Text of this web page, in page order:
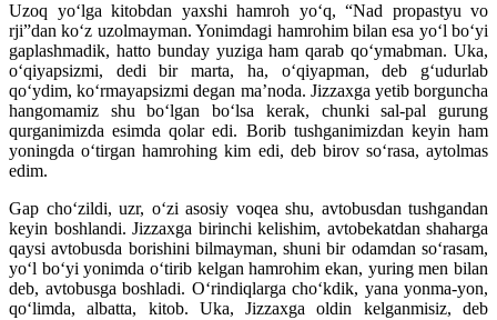
Uzoq yo‘lga kitobdan yaxshi hamroh yo‘q, “Nad propastyu vo
rji”dan ko‘z uzolmayman. Yonimdagi hamrohim bilan esa yo‘l bo‘yi
gaplashmadik, hatto bunday yuziga ham qarab qo‘ymabman. Uka,
o‘qiyapsizmi, dedi bir marta, ha, o‘qiyapman, deb g‘udurlab
qo‘ydim, ko‘rmayapsizmi degan ma’noda. Jizzaxga yetib borguncha
hangomamiz shu bo‘lgan bo‘lsa kerak, chunki sal-pal gurung
qurganimizda esimda qolar edi. Borib tushganimizdan keyin ham
yoningda o‘tirgan hamrohing kim edi, deb birov so‘rasa, aytolmas
edim.
Gap cho‘zildi, uzr, o‘zi asosiy voqea shu, avtobusdan tushgandan
keyin boshlandi. Jizzaxga birinchi kelishim, avtobekatdan shaharga
qaysi avtobusda borishini bilmayman, shuni bir odamdan so‘rasam,
yo‘l bo‘yi yonimda o‘tirib kelgan hamrohim ekan, yuring men bilan
deb, avtobusga boshladi. O‘rindiqlarga cho‘kdik, yana yonma-yon,
qo‘limda, albatta, kitob. Uka, Jizzaxga oldin kelganmisiz, deb